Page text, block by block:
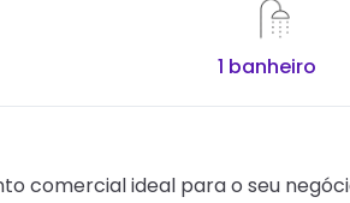
1 banheiro
comercial ideal para o seu